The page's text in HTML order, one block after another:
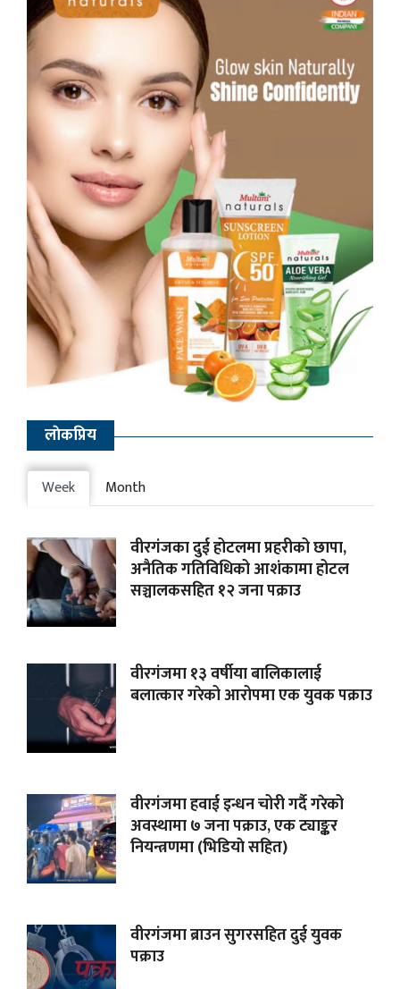
लाेकप्रिय
Week Month
वीरगंजका दुई होटलमा प्रहरीको छापा,
अनैतिक गतिविधिको आशंकामा होटल
सञ्चालकसहित १२ जना पक्राउ
वीरगंजमा १३ वर्षीया बालिकालाई
बलात्कार गरेको आरोपमा एक युवक पक्राउ
वीरगंजमा हवाई इन्धन चोरी गर्दै गरेको
अवस्थामा ७ जना पक्राउ, एक ट्याङ्कर
नियन्त्रणमा (भिडियाे सहित)
वीरगंजमा ब्राउन सुगरसहित दुई युवक
पक्राउ